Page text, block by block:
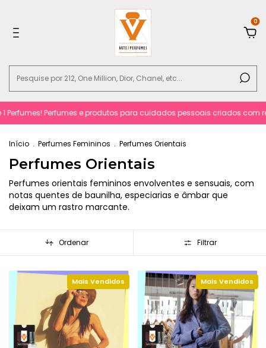
0
Perfumes e produtos para cuidados pessoais criados com
Início . Perfumes Femininos . Perfumes Orientais
Perfumes Orientais
Perfumes orientais femininos envolventes e sensuais, com
notas quentes de baunilha, especiarias e âmbar que
deixam um rastro marcante.
Ordenar Filtrar